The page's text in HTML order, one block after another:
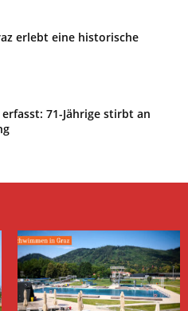
erlebt eine historische
71-Jährige stirbt an